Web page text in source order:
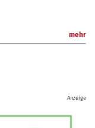
mehr
Anzeige